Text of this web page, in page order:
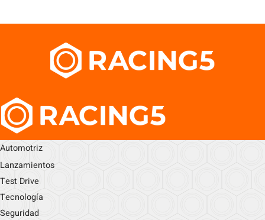
Automotriz
Lanzamientos
Test Drive
Tecnología
Seguridad